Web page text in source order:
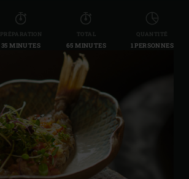
PRÉPARATION
35 MINUTES
TOTAL
65 MINUTES
QUANTITÉ
1 PERSONNES